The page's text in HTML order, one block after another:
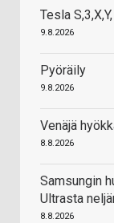
Tesla
9.8.2026
Pyöräily
9.8.2026
Venäjä
8.8.2026
Samsungin
Ultrasta
8.8.2026